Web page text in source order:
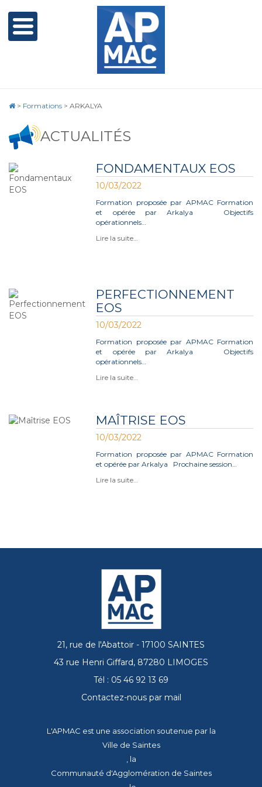
> Formations > ARKALYA
ACTUALITÉS
FONDAMENTAUX EOS
10/03/2022
Formation proposée par APMAC Formation
et opérée par Arkalya Objectifs
opérationnels…
Lire la suite…
PERFECTIONNEMENT
EOS
10/03/2022
Formation proposée par APMAC Formation
et opérée par Arkalya Objectifs
opérationnels…
Lire la suite…
MAÎTRISE EOS
10/03/2022
Formation proposée par APMAC Formation
et opérée par Arkalya Prochaine session…
Lire la suite…
21, rue de l'Abattoir - 17100 SAINTES
43 rue Henri Giffard, 87280 LIMOGES
Tél : 05 46 92 13 69
Contactez-nous par mail
L'APMAC est une association soutenue par la
Ville de Saintes
, la
Communauté d'Agglomération de Saintes